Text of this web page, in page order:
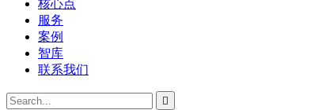
核心点
服务
案例
智库
联系我们
